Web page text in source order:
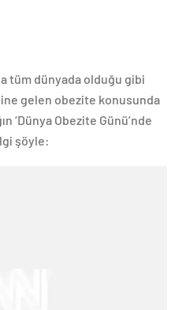
tüm dünyada olduğu gibi
gelen obezite konusunda
‘Dünya Obezite Günü’nde
şöyle: